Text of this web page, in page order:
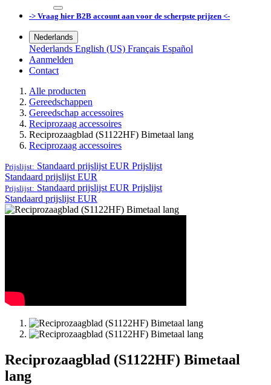
-> Vraag hier B2B account aan voor de scherpste prijzen <-
Nederlands
Nederlands English (US) Français Español
Aanmelden
Contact
Alle producten
Gereedschappen
Gereedschap accessoires
Reciprozaag accessoires
Reciprozaagblad (S1122HF) Bimetaal lang
Reciprozaag accessoires
Prijslijst: Standaard prijslijst EUR Prijslijst
Standaard prijslijst EUR
Prijslijst: Standaard prijslijst EUR Prijslijst
Standaard prijslijst EUR
Reciprozaagblad (S1122HF) Bimetaal
lang